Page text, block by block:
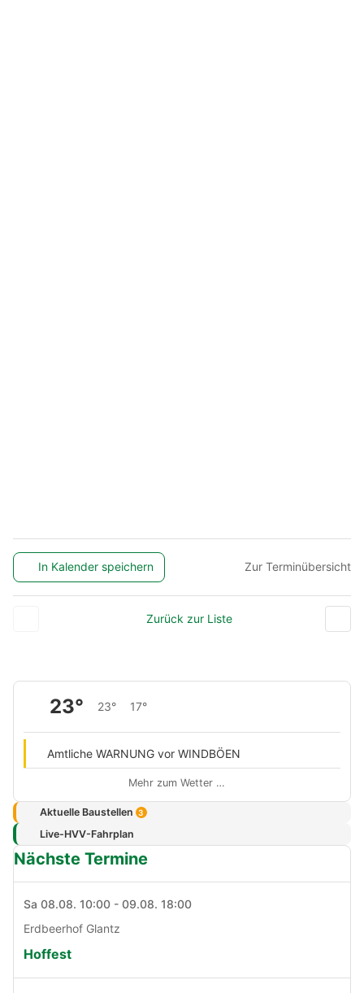
In Kalender speichern Zur Terminübersicht
Zurück zur Liste
23° 23° 17°
Amtliche WARNUNG vor WINDBÖEN
Mehr zum Wetter …
Aktuelle Baustellen 3
Live-HVV-Fahrplan
Nächste Termine
Sa 08.08. 10:00 - 09.08. 18:00
Erdbeerhof Glantz
Hoffest